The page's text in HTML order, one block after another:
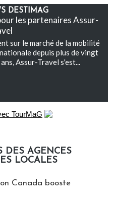
DESTIMAG
les partenaires Assur-
sur le marché de la mobilité
depuis plus de vingt
ans, Assur-Travel s'est...
DES AGENCES
LOCALES
Canada booste